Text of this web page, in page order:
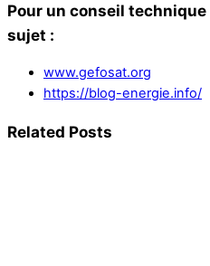
Pour un conseil
sujet :
www.gefosat.org
https://blog-energie.info/
Related Posts